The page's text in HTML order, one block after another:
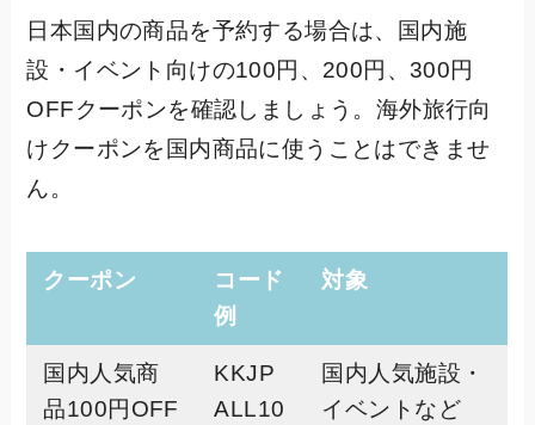
日本国内の商品を予約する場合は、国内施
設・イベント向けの100円、200円、300円
OFFクーポンを確認しましょう。海外旅行向
けクーポンを国内商品に使うことはできませ
ん。
クーポン
コード
例
対象
国内人気商
品100円OFF
KKJP
ALL10
国内人気施設・
イベントなど